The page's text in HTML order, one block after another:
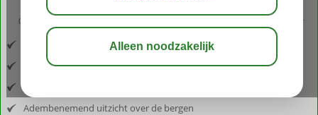
03:05 bewaar
Inclusief vlucht en huurauto
Aan de voet van het natuurpark Sierra de Tejeda
Adembenemend uitzicht over de bergen